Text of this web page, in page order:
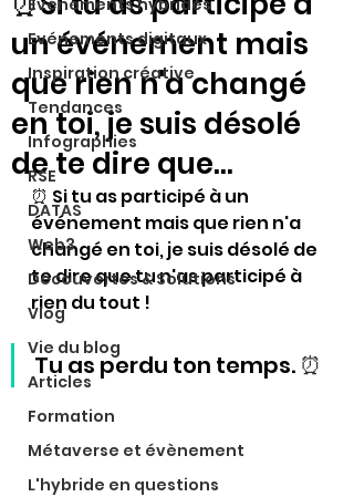
Evénements hybrides
Evénements digitaux
Inspiration créative
Tendances
Infographies
RSE
DATAS
Web3
Découvertes & Solutions
Vlog
Vie du blog
Articles
Formation
Métaverse et évènement
L'hybride en questions
un événement mais
que rien n'a changé
en toi, je suis désolé
de te dire que...
⏰ Si tu as participé à un
événement mais que rien n'a
changé en toi, je suis désolé de
te dire que tu n'as participé à
rien du tout !
Tu as perdu ton temps. ⏰